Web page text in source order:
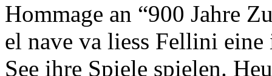
Hommage an “900 Jahre
el nave va liess Fellini
See ihre Spiele spielen.